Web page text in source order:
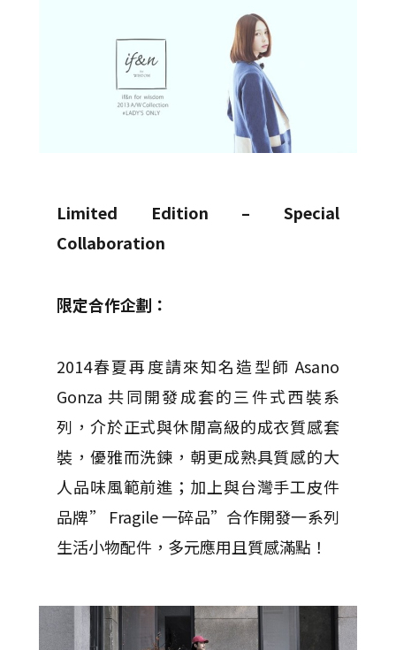
Limited Edition – Special
Collaboration
限定合作企劃：
2014春夏再度請來知名造型師 Asano
Gonza 共同開發成套的三件式西裝系
列，介於正式與休閒高級的成衣質感套
裝，優雅而洗鍊，朝更成熟具質感的大
人品味風範前進；加上與台灣手工皮件
品牌” Fragile 一碎品”合作開發一系列
生活小物配件，多元應用且質感滿點！